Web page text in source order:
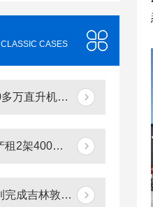
CLASSIC CASES
地产出动400多万直升机飞跃济南千佛山大明湖
河南南阳地产租2架400万直升机空中看房
飞机之家顺利完成吉林敦化直升机航测